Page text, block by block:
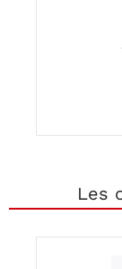
Les